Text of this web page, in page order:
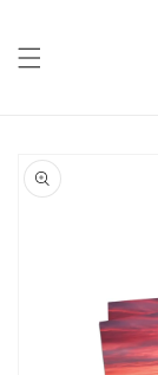
product
information